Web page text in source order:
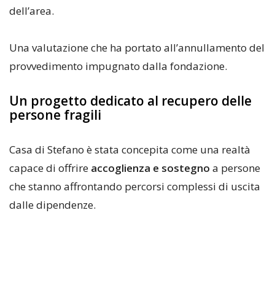
dell’area.
Una valutazione che ha portato all’annullamento del
provvedimento impugnato dalla fondazione.
Un progetto dedicato al recupero delle
persone fragili
Casa di Stefano è stata concepita come una realtà
capace di offrire accoglienza e sostegno a persone
che stanno affrontando percorsi complessi di uscita
dalle dipendenze.